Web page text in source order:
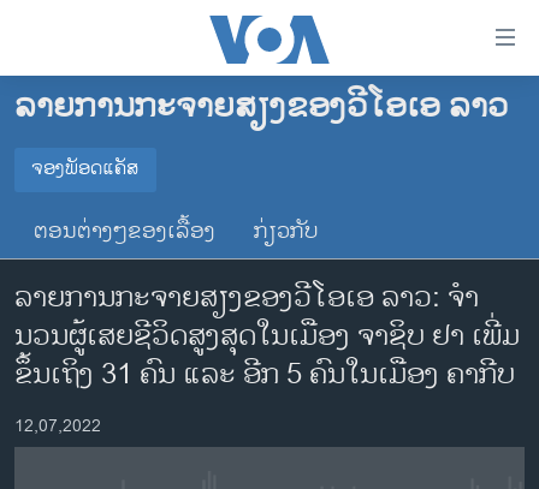
ເຂົ້າ
ຂ້າມ
ໄປ
ຊອກ
ຄົ້ນ
ໂຮມເພຈ
ລາວ
ອາເມຣິກາ
ການເລືອກຕັ້ງ ປະທານາທີບໍດີ ສະຫະລັດ 2024
ຂ່າວ​ຈີນ
ໂລກ
ເອເຊຍ
ອິດສະຫຼະພາບດ້ານການຂ່າວ
ລາຍການກະຈາຍສຽງຂອງວີໂອເອ ລາວ
ຈອງພັອດແຄັສ
ຈອງພັອດແຄັສ
YouTube
ຕອນຕ່າງໆຂອງເລື້ອງ ກ່ຽວກັບ
ລາຍການກະຈາຍສຽງຂອງວີໂອເອ ລາວ: ຈຳ​
ນວນ​ຜູ້​ເສຍ​ຊີ​ວິດ​ສູງ​ສຸດ​ໃນ​ເມືອງ ຈາ​ຊິບ ຢາ ເພີ່ມ​
ຂຶ້ນ​ເຖິງ 31 ຄົນ ແລະ ອີກ 5 ຄົນ​ໃນ​ເມືອງ ຄາ​ກີບ
12,07,2022